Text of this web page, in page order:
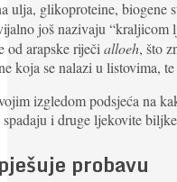
ulja, glikoproteine, biogene
još nazivaju “kraljicom
od arapske riječialloeh, što
koja se nalazi u listovima, te
izgledom podsjeća na
i druge ljekovite
probavu